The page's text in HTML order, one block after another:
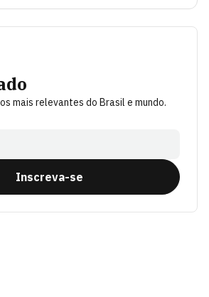
mais relevantes do Brasil e mundo.
Inscreva-se